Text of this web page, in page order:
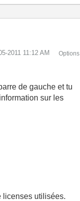
2011 11:12 AM Options
de gauche et tu
sur les
licenses utilisées.